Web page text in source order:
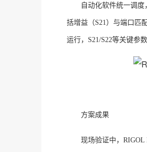
自动化软件统一调
括增益（S21）与端口匹
运行，S21/S22等关键参
方案成果
现场验证中， RIGOL